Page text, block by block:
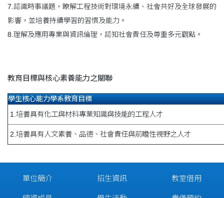
7.認識時事議題，瞭解工程技術對環境永續、社會共好及全球發展的
影響，並培養持續學習的習慣及能力。
8.理解及應用專業與資訊倫理，認知社會責任及尊重多元觀點。
教育目標與核心素養能力之關聯
學生核心能力學系教育目標
1.培養具有化工與材料專業知識與技能的工程人才
2.培養具有人文素養、品德、社會責任與前瞻性視野之人才
單位簡介 招生資訊 教室借用